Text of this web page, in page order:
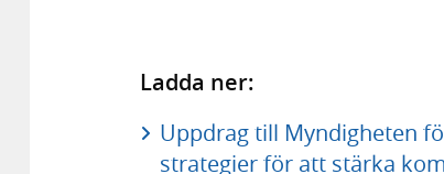
Ladda ner:
Uppdrag till Myndigheten
strategier för att stärka